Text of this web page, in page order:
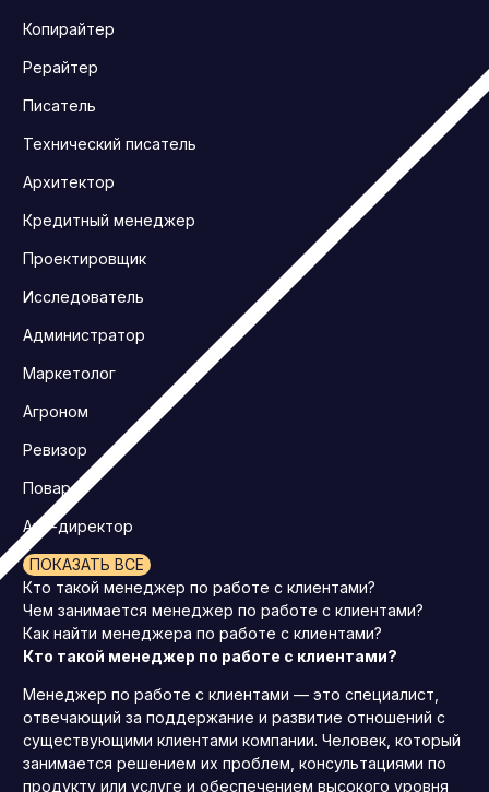
Копирайтер
Рерайтер
Писатель
Технический писатель
Архитектор
Кредитный менеджер
Проектировщик
Исследователь
Администратор
Маркетолог
Агроном
Ревизор
Повар
Арт-директор
ПОКАЗАТЬ ВСЕ
Кто такой менеджер по работе с клиентами?
Чем занимается менеджер по работе с клиентами?
Как найти менеджера по работе с клиентами?
Кто такой менеджер по работе с клиентами?
Менеджер по работе с клиентами — это специалист,
отвечающий за поддержание и развитие отношений с
существующими клиентами компании. Человек, который
занимается решением их проблем, консультациями по
продукту или услуге и обеспечением высокого уровня